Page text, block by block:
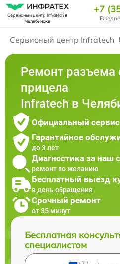
Сервисный центр Infratechв
Челябинске
+7
Сервисный центр Infratech
Ремонт разъема
прицела
Infratech в
Официальный сервис
Гарантийное
до 3 лет
Диагностика за наш
ремонт по желанию
Бесплатный выезд
в день обращения
Срочный ремонт
от 35 минут
Бесплатная
специалистом